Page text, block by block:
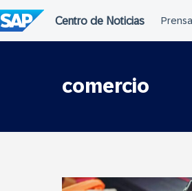
al
contenido
comercio